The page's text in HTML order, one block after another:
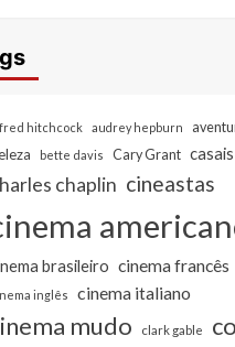
hitchcock audrey hepburn
bette davis Cary Grant casais
chaplin cineastas
brasileiro cinema francês
inglês cinema italiano
mudo clark gable